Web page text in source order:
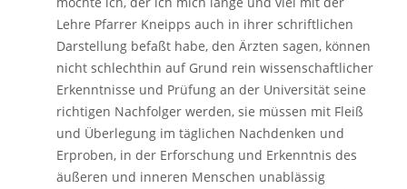
Lehre Pfarrer Kneipps auch in ihrer schriftlichen
Darstellung befaßt habe, den Ärzten sagen, können
nicht schlechthin auf Grund rein wissenschaftlicher
Erkenntnisse und Prüfung an der Universität seine
richtigen Nachfolger werden, sie müssen mit Fleiß
und Überlegung im täglichen Nachdenken und
Erproben, in der Erforschung und Erkenntnis des
äußeren und inneren Menschen unablässig